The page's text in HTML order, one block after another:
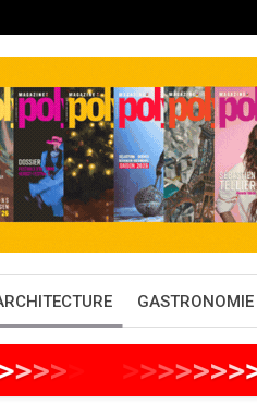
GASTRONOMIE
>>>> >>>>>>>